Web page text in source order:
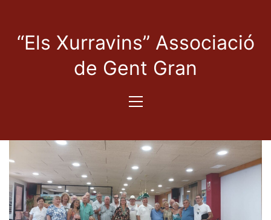
“Els Xurravins” Associació
de Gent Gran